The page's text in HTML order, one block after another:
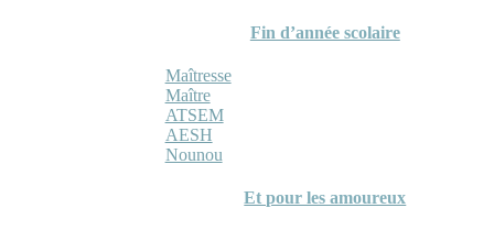
Fin d’année scolaire
Maîtresse
Maître
ATSEM
AESH
Nounou
Et pour les amoureux